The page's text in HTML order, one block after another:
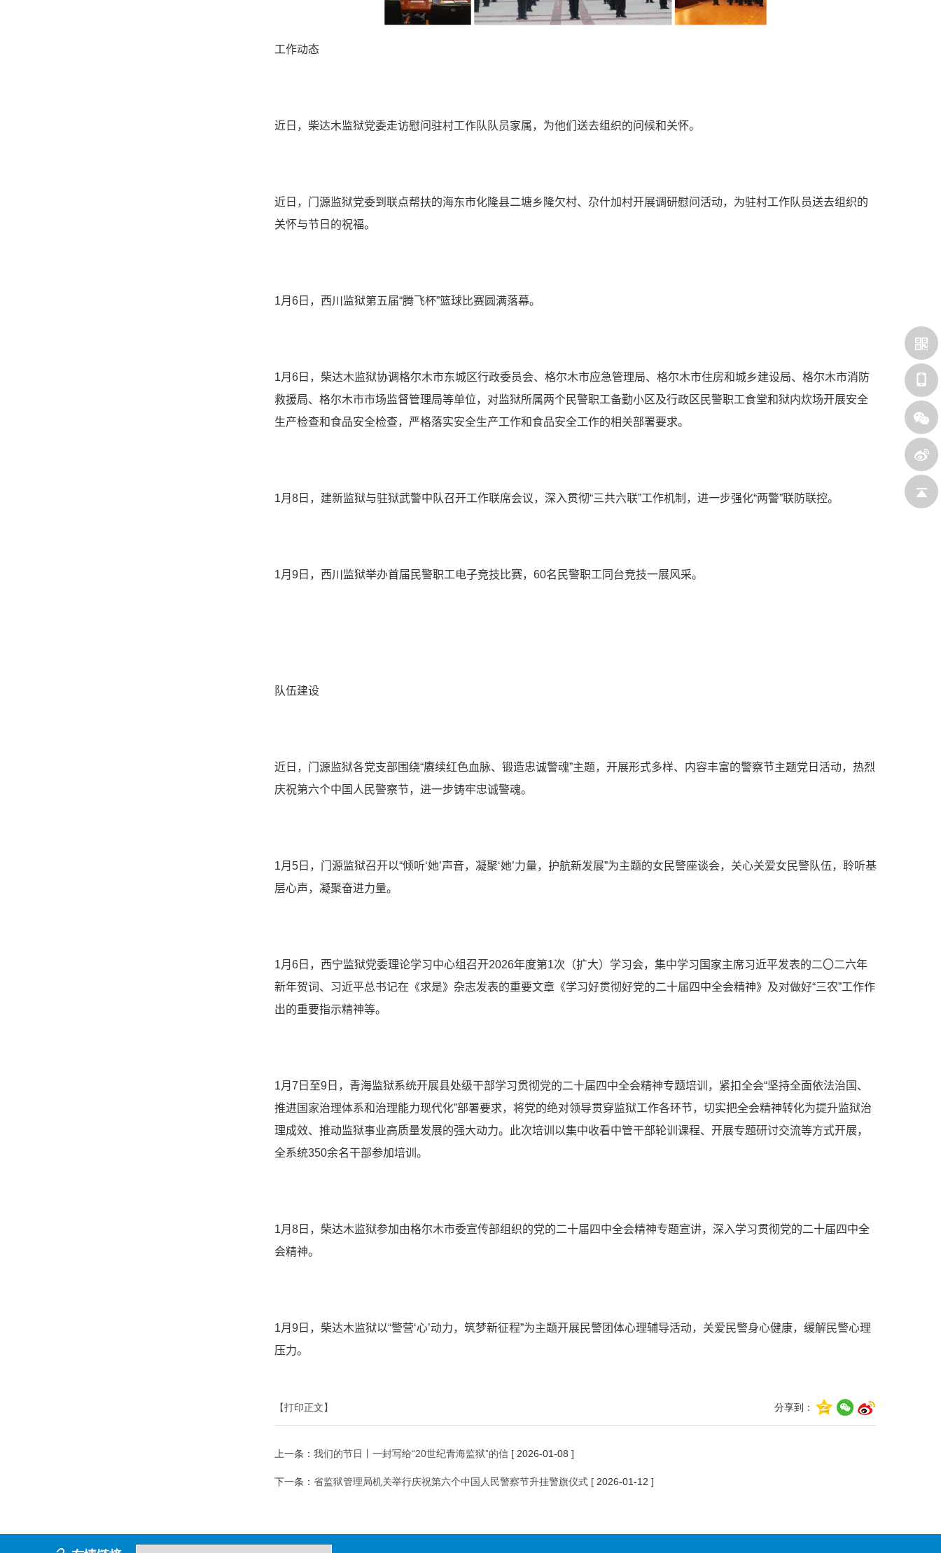
工作动态
近日，柴达木监狱党委走访慰问驻村工作队队员家属，为他们送去组织的问候和关怀。
近日，门源监狱党委到联点帮扶的海东市化隆县二塘乡隆欠村、尕什加村开展调研慰问活动，为驻村工作队员送去组织的
关怀与节日的祝福。
1月6日，西川监狱第五届“腾飞杯”篮球比赛圆满落幕。
1月6日，柴达木监狱协调格尔木市东城区行政委员会、格尔木市应急管理局、格尔木市住房和城乡建设局、格尔木市消防
救援局、格尔木市市场监督管理局等单位，对监狱所属两个民警职工备勤小区及行政区民警职工食堂和狱内炊场开展安全
生产检查和食品安全检查，严格落实安全生产工作和食品安全工作的相关部署要求。
1月8日，建新监狱与驻狱武警中队召开工作联席会议，深入贯彻“三共六联”工作机制，进一步强化“两警”联防联控。
1月9日，西川监狱举办首届民警职工电子竞技比赛，60名民警职工同台竞技一展风采。
队伍建设
近日，门源监狱各党支部围绕“赓续红色血脉、锻造忠诚警魂”主题，开展形式多样、内容丰富的警察节主题党日活动，热烈
庆祝第六个中国人民警察节，进一步铸牢忠诚警魂。
1月5日，门源监狱召开以“倾听‘她’声音，凝聚‘她’力量，护航新发展”为主题的女民警座谈会，关心关爱女民警队伍，聆听基
层心声，凝聚奋进力量。
1月6日，西宁监狱党委理论学习中心组召开2026年度第1次（扩大）学习会，集中学习国家主席习近平发表的二〇二六年
新年贺词、习近平总书记在《求是》杂志发表的重要文章《学习好贯彻好党的二十届四中全会精神》及对做好“三农”工作作
出的重要指示精神等。
1月7日至9日，青海监狱系统开展县处级干部学习贯彻党的二十届四中全会精神专题培训，紧扣全会“坚持全面依法治国、
推进国家治理体系和治理能力现代化”部署要求，将党的绝对领导贯穿监狱工作各环节，切实把全会精神转化为提升监狱治
理成效、推动监狱事业高质量发展的强大动力。此次培训以集中收看中管干部轮训课程、开展专题研讨交流等方式开展，
全系统350余名干部参加培训。
1月8日，柴达木监狱参加由格尔木市委宣传部组织的党的二十届四中全会精神专题宣讲，深入学习贯彻党的二十届四中全
会精神。
1月9日，柴达木监狱以“警营‘心’动力，筑梦新征程”为主题开展民警团体心理辅导活动，关爱民警身心健康，缓解民警心理
压力。
分享到：
【打印正文】
上一条： 我们的节日丨一封写给“20世纪青海监狱”的信 [ 2026-01-08 ]
下一条： 省监狱管理局机关举行庆祝第六个中国人民警察节升挂警旗仪式 [ 2026-01-12 ]
新浪微